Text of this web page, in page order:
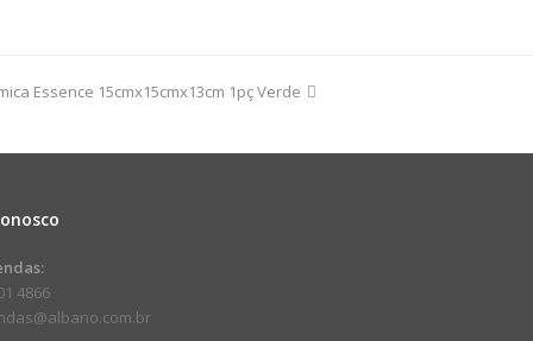
Essence 15cmx15cmx13cm 1pç Verde
4866